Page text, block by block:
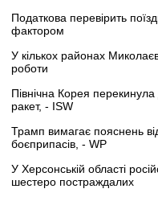
Податкова перевірить
фактором
У кількох районах
роботи
Північна Корея
ракет, - ISW
Трамп вимагає пояснень
боєприпасів, - WP
У Херсонській області
шестеро постраждалих